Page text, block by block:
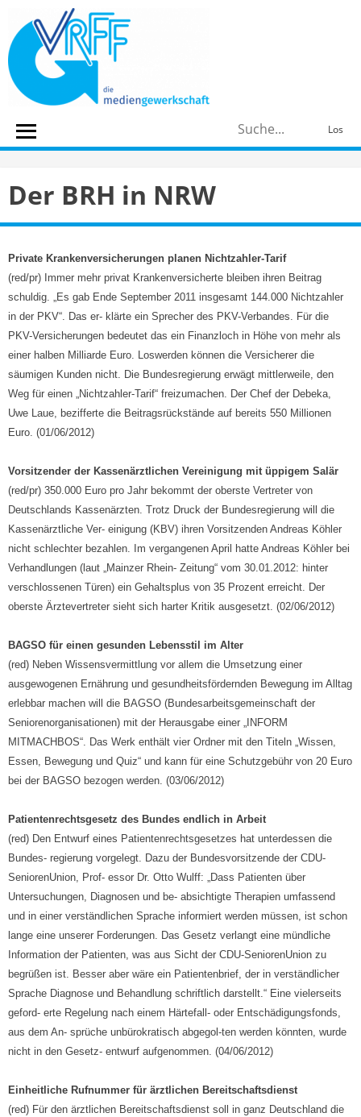
content
Los
Der BRH in NRW
Private Krankenversicherungen planen Nichtzahler-Tarif
(red/pr) Immer mehr privat Krankenversicherte bleiben ihren Beitrag
schuldig. „Es gab Ende September 2011 insgesamt 144.000 Nichtzahler
in der PKV“. Das er- klärte ein Sprecher des PKV-Verbandes. Für die
PKV-Versicherungen bedeutet das ein Finanzloch in Höhe von mehr als
einer halben Milliarde Euro. Loswerden können die Versicherer die
säumigen Kunden nicht. Die Bundesregierung erwägt mittlerweile, den
Weg für einen „Nichtzahler-Tarif“ freizumachen. Der Chef der Debeka,
Uwe Laue, bezifferte die Beitragsrückstände auf bereits 550 Millionen
Euro. (01/06/2012)
Vorsitzender der Kassenärztlichen Vereinigung mit üppigem Salär
(red/pr) 350.000 Euro pro Jahr bekommt der oberste Vertreter von
Deutschlands Kassenärzten. Trotz Druck der Bundesregierung will die
Kassenärztliche Ver- einigung (KBV) ihren Vorsitzenden Andreas Köhler
nicht schlechter bezahlen. Im vergangenen April hatte Andreas Köhler bei
Verhandlungen (laut „Mainzer Rhein- Zeitung“ vom 30.01.2012: hinter
verschlossenen Türen) ein Gehaltsplus von 35 Prozent erreicht. Der
oberste Ärztevertreter sieht sich harter Kritik ausgesetzt. (02/06/2012)
BAGSO für einen gesunden Lebensstil im Alter
(red) Neben Wissensvermittlung vor allem die Umsetzung einer
ausgewogenen Ernährung und gesundheitsfördernden Bewegung im Alltag
erlebbar machen will die BAGSO (Bundesarbeitsgemeinschaft der
Seniorenorganisationen) mit der Herausgabe einer „INFORM
MITMACHBOS“. Das Werk enthält vier Ordner mit den Titeln „Wissen,
Essen, Bewegung und Quiz“ und kann für eine Schutzgebühr von 20 Euro
bei der BAGSO bezogen werden. (03/06/2012)
Patientenrechtsgesetz des Bundes endlich in Arbeit
(red) Den Entwurf eines Patientenrechtsgesetzes hat unterdessen die
Bundes- regierung vorgelegt. Dazu der Bundesvorsitzende der CDU-
SeniorenUnion, Prof- essor Dr. Otto Wulff: „Dass Patienten über
Untersuchungen, Diagnosen und be- absichtigte Therapien umfassend
und in einer verständlichen Sprache informiert werden müssen, ist schon
lange eine unserer Forderungen. Das Gesetz verlangt eine mündliche
Information der Patienten, was aus Sicht der CDU-SeniorenUnion zu
begrüßen ist. Besser aber wäre ein Patientenbrief, der in verständlicher
Sprache Diagnose und Behandlung schriftlich darstellt.“ Eine vielerseits
geford- erte Regelung nach einem Härtefall- oder Entschädigungsfonds,
aus dem An- sprüche unbürokratisch abgegol-ten werden könnten, wurde
nicht in den Gesetz- entwurf aufgenommen. (04/06/2012)
Einheitliche Rufnummer für ärztlichen Bereitschaftsdienst
(red) Für den ärztlichen Bereitschaftsdienst soll in ganz Deutschland die